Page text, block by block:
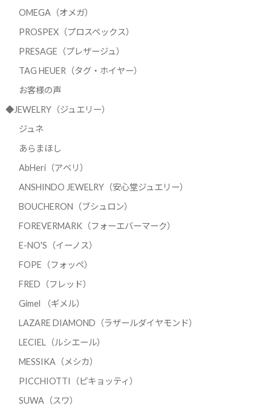
OMEGA（オメガ）
PROSPEX（プロスペックス）
PRESAGE（プレザージュ）
TAG HEUER（タグ・ホイヤー）
お客様の声
◆JEWELRY（ジュエリー）
ジュネ
あらまほし
AbHeri（アベリ）
ANSHINDO JEWELRY（安心堂ジュエリー）
BOUCHERON（ブシュロン）
FOREVERMARK（フォーエバーマーク）
E-NO'S（イーノス）
FOPE（フォッペ）
FRED（フレッド）
Gimel （ギメル）
LAZARE DIAMOND（ラザールダイヤモンド）
LECIEL（ルシエール）
MESSIKA（メシカ）
PICCHIOTTI（ピキョッティ）
SUWA（スワ）